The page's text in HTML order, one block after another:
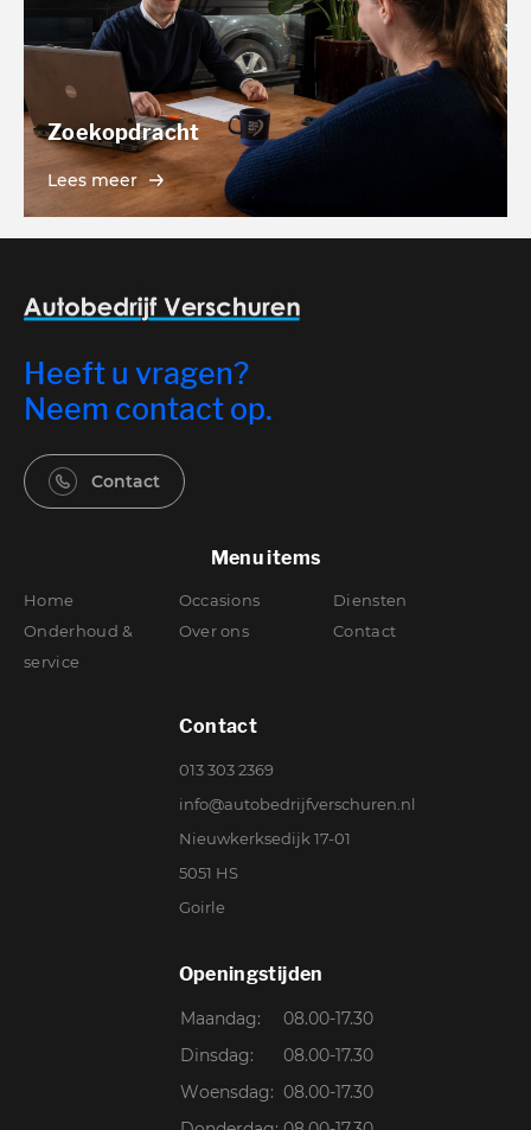
Zoekopdracht
Lees meer
Heeft u vragen?
Neem contact op.
Contact
Menu items
Home Occasions
Diensten
Onderhoud &
service
Over ons Contact
Contact
013 303 2369
info@autobedrijfverschuren.nl
Nieuwkerksedijk 17-01
5051 HS
Goirle
Openingstijden
Maandag:
08.00-17.30
Dinsdag:
08.00-17.30
Woensdag: 08.00-17.30